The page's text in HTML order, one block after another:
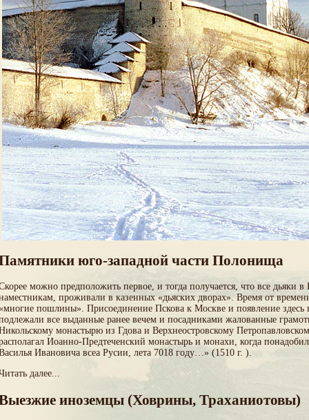
юго-западной части Полонища
можно предположить первое, и тогда получается, что все
проживали в казенных «дьяских дворах». Время от
пошлины». Присоединение Пскова к Москве и появление
все выданные ранее вечем и посадниками жалованные
монастырю из Гдова и Верхнеостровскому
Иоанно-Предтеченский монастырь и монахи, когда
Ивановича всеа Русии, лета 7018 году…» (1510 г. ).
далее...
иноземцы (Ховрины, Траханиотовы)